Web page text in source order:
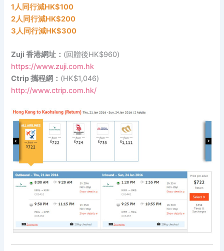
1人同行減HK$100
2人同行減HK$200
3人同行減HK$300
Zuji 香港網址： (回贈後HK$960)
https://www.zuji.com.hk
Ctrip 攜程網： (HK$1,046)
http://www.ctrip.com.hk/